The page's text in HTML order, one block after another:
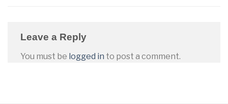
Leave a Reply
You must be logged in to post a comment.